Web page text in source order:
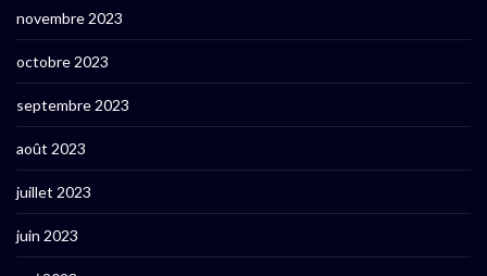
novembre 2023
octobre 2023
septembre 2023
août 2023
juillet 2023
juin 2023